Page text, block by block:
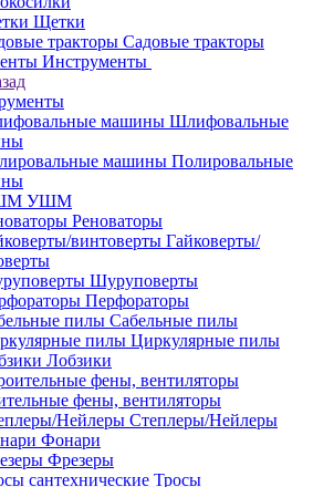
Щетки
Садовые тракторы
Инструменты
Шлифовальные
Полировальные
УШМ
Реноваторы
Гайковерты/
Шуруповерты
Перфораторы
Сабельные пилы
Циркулярные пилы
Лобзики
фены, вентиляторы
Степлеры/Нейлеры
Фонари
Фрезеры
Тросы